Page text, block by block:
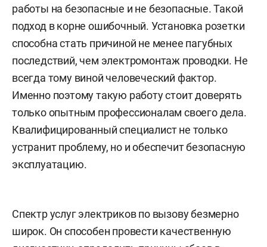
работы на безопасные и не безопасные. Такой
подход в корне ошибочный. Установка розетки
способна стать причиной не менее пагубных
последствий, чем электромонтаж проводки. Не
всегда тому виной человеческий фактор.
Именно поэтому такую работу стоит доверять
только опытным профессионалам своего дела.
Квалифицированный специалист не только
устранит проблему, но и обеспечит безопасную
эксплуатацию.
Спектр услуг электриков по вызову безмерно
широк. Он способен провести качественную